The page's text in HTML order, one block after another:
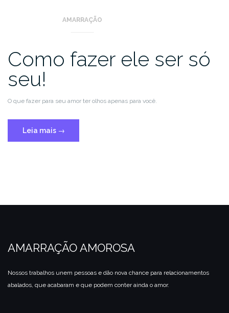
AMARRAÇÃO
Como fazer ele ser só
seu!
O que fazer para seu amor ter olhos apenas para você.
Leia mais →
AMARRAÇÃO AMOROSA
Nossos trabalhos unem pessoas e dão nova chance para relacionamentos
abalados, que acabaram e que podem conter ainda o amor.